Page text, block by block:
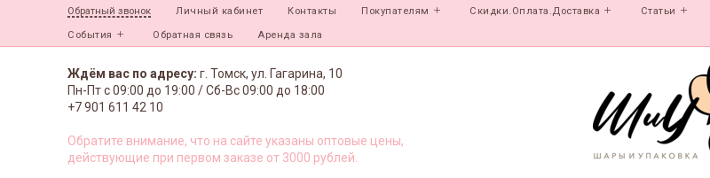
Обратный звонок Личный кабинет Контакты Покупателям Скидки.Оплата.Доставка Статьи
События Обратная связь Аренда зала
Ждём вас по адресу: г. Томск, ул. Гагарина, 10
Пн-Пт с09:00 до 19:00 /Сб-Вс 09:00 до 18:00
+7 901 611 42 10
Обратите внимание, что на сайте указаны оптовые цены,
действующие при первом заказе от 3000 рублей.